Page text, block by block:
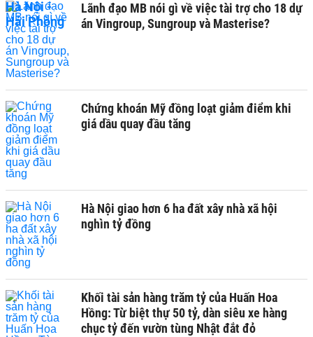
Lãnh đạo MB nói gì về việc tài trợ cho 18 dự
án Vingroup, Sungroup và Masterise?
Chứng khoán Mỹ đồng loạt giảm điểm khi
giá dầu quay đầu tăng
Hà Nội giao hơn 6 ha đất xây nhà xã hội
nghìn tỷ đồng
Khối tài sản hàng trăm tỷ của Huấn Hoa
Hồng: Từ biệt thự 50 tỷ, dàn siêu xe hàng
chục tỷ đến vườn tùng Nhật đắt đỏ